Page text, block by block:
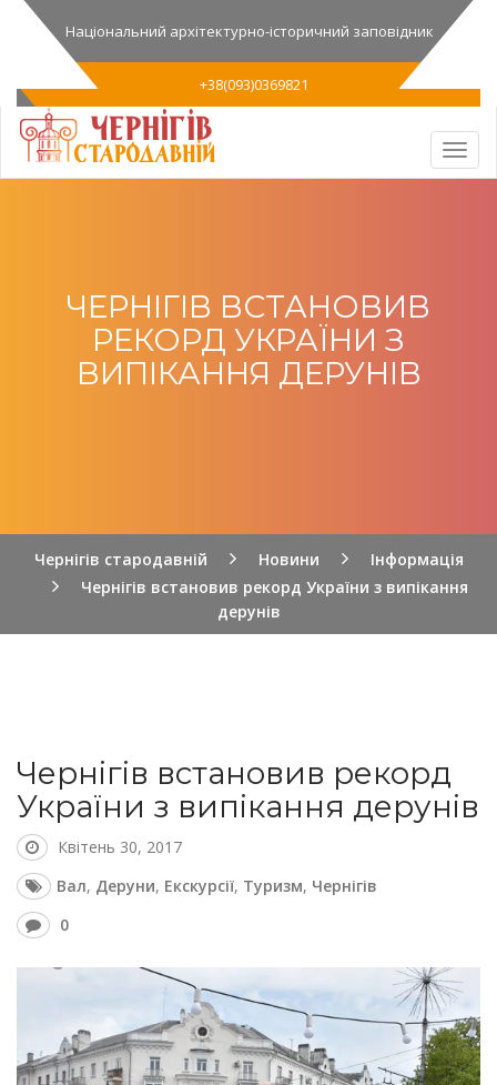
Національний архітектурно-історичний заповідник
+38(093)0369821
ЧЕРНІГІВ ВСТАНОВИВ
РЕКОРД УКРАЇНИ З
ВИПІКАННЯ ДЕРУНІВ
Чернігів стародавній Новини
Інформація
Чернігів встановив рекорд України з випікання
дерунів
Чернігів встановив рекорд
України з випікання дерунів
Квітень 30, 2017
Вал, Деруни, Екскурсії, Туризм, Чернігів
0